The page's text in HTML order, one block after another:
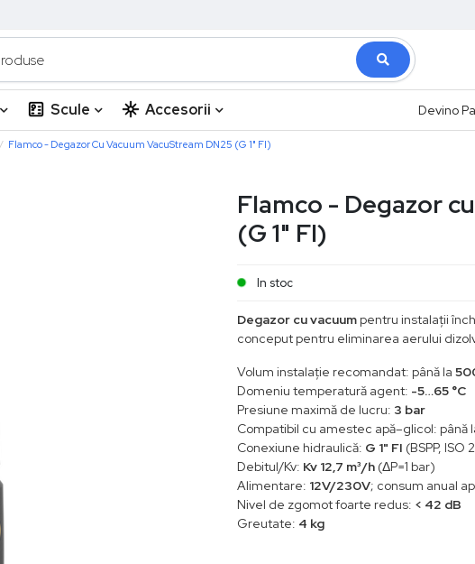
Scule Accesorii Devino
Flamco - Degazor Cu Vacuum VacuStream DN25 (G 1" FI)
Flamco - Degazor
(G 1" FI)
In stoc
Degazor cu vacuum pentru instalații
conceput pentru eliminarea aerului
Volum instalație recomandat: până la
Domeniu temperatură agent: -5…65 °C
Presiune maximă de lucru: 3 bar
Compatibil cu amestec apă–glicol: până
Conexiune hidraulică: G 1" FI (BSPP,
Debitul/Kv: Kv 12,7 m³/h (ΔP=1 bar)
Alimentare: 12V/230V; consum anual
Nivel de zgomot foarte redus: < 42 dB
Greutate: 4 kg